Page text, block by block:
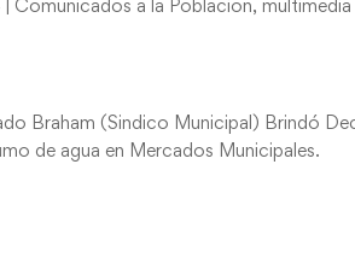
Comunicados a la Poblacion,multimedia
Braham (Sindico Municipal) Brindó
de agua en Mercados Municipales.